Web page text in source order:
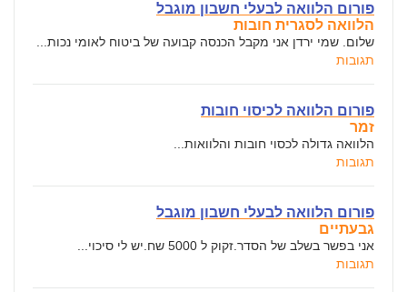
פורום הלוואה לבעלי חשבון מוגבל
הלוואה לסגרית חובות
שלום. שמי ירדן אני מקבל הכנסה קבועה של ביטוח לאומי נכות...
תגובות
פורום הלוואה לכיסוי חובות
זמר
הלוואה גדולה לכסוי חובות והלוואות...
תגובות
פורום הלוואה לבעלי חשבון מוגבל
גבעתיים
אני בפשר בשלב של הסדר.זקוק ל 5000 שח.יש לי סיכוי...
תגובות